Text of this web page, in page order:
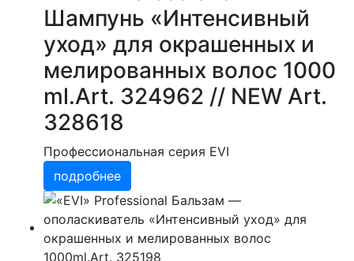
Шампунь «Интенсивный
уход» для окрашенных и
мелированных волос 1000
ml.Art. 324962 // NEW Art.
328618
Профессиональная серия EVI
подробнее